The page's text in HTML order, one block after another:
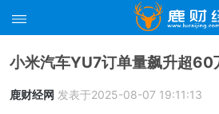
小米汽车YU7订单量飙升超60
鹿财经网 发表于2025-08-07 19:11:13